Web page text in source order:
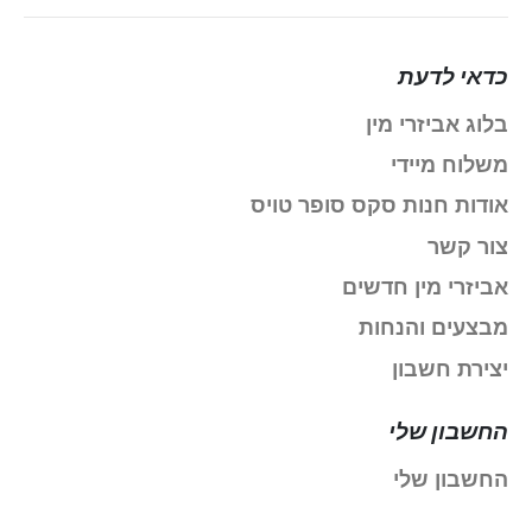
כדאי לדעת
בלוג אביזרי מין
משלוח מיידי
אודות חנות סקס סופר טויס
צור קשר
אביזרי מין חדשים
מבצעים והנחות
יצירת חשבון
החשבון שלי
החשבון שלי